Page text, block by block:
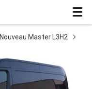
Nouveau Master L3H2